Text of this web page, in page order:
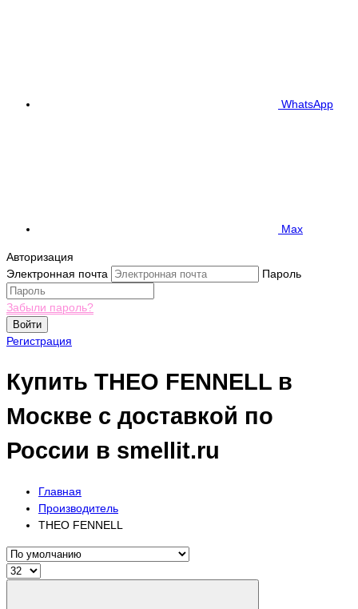
WhatsApp
Max
Авторизация
Электронная почта
Пароль
Забыли пароль?
Войти
Регистрация
Купить THEO FENNELL в
Москве с доставкой по
России в smellit.ru
Главная
Производитель
THEO FENNELL